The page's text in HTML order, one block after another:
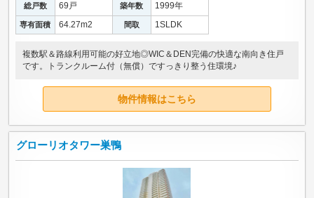
総戸数 69戸 築年数 1999年
専有面積 64.27m2 間取 1SLDK
複数駅＆路線利用可能の好立地◎WIC＆DEN完備の快適な南向き住戸
です。トランクルーム付（無償）ですっきり整う住環境♪
物件情報はこちら
グローリオタワー巣鴨